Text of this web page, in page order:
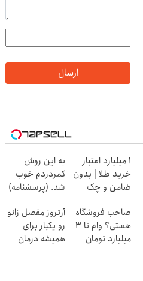
ارسال
۱ میلیارد اعتبار
خرید طلا | بدون
ضامن و چک
به این روش
کمردردم خوب
شد. (پرسشنامه)
صاحب فروشگاه
هستی؟ وام تا ۳
میلیارد تومان
آرتروز مفصل زانو
رو یکبار برای
همیشه درمان